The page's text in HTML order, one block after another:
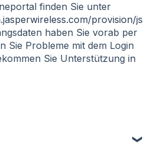
finden Sie unter
provision/js
haben Sie vorab per
Sie Probleme mit dem Login
Sie Unterstützung in